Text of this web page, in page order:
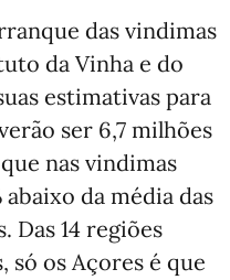
das vindimas
da Vinha e do
estimativas para
ser 6,7 milhões
nas vindimas
da média das
Das 14 regiões
os Açores é que